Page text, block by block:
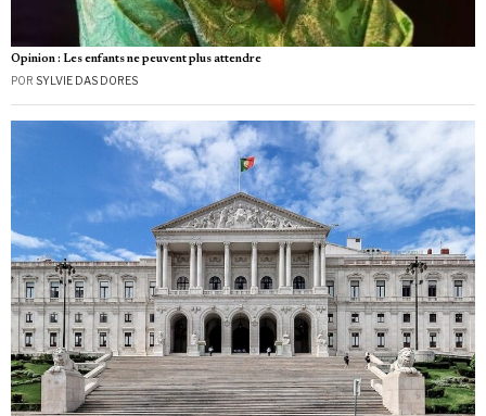
Opinion : Les enfants ne peuvent plus attendre
POR SYLVIE DAS DORES